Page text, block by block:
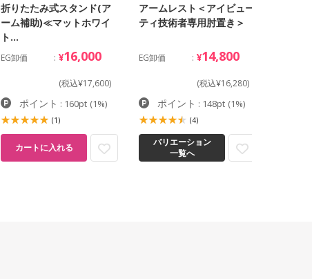
折りたたみ式スタンド(ア
ーム補助)≪マットホワイ
ト…
EG卸価 ¥16,000
(税込¥17,600)
ポイント : 160pt (1%)
(1)
カートに入れる
アームレスト＜アイビュー
ティ技術者専用肘置き＞
EG卸価 ¥14,800
(税込¥16,280)
ポイント : 148pt (1%)
(4)
バリエーション
一覧へ